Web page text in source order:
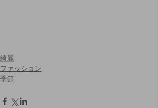
綺麗
ファッション
季節